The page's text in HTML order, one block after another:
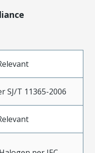
SJ/T 11365-2006